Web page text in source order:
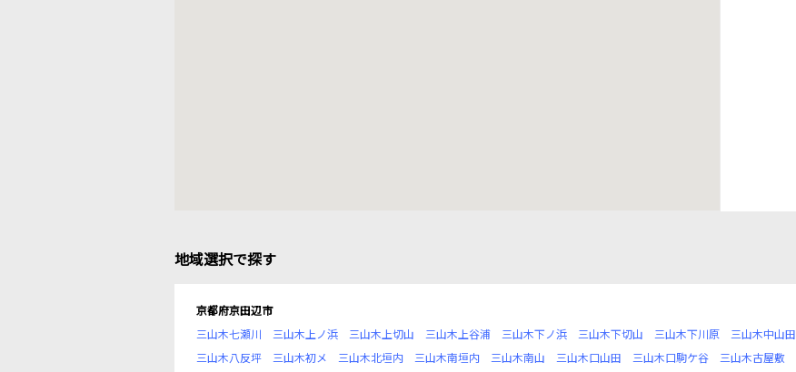
地域選択で探す
京都府京田辺市
三山木七瀬川
三山木上ノ浜 三山木上切山 三山木上谷浦 三山木下ノ浜 三山木下切山 三山木下川原 三山木中山田
三山木八反坪
三山木初メ 三山木北垣内 三山木南垣内 三山木南山 三山木口山田 三山木口駒ケ谷 三山木古屋敷